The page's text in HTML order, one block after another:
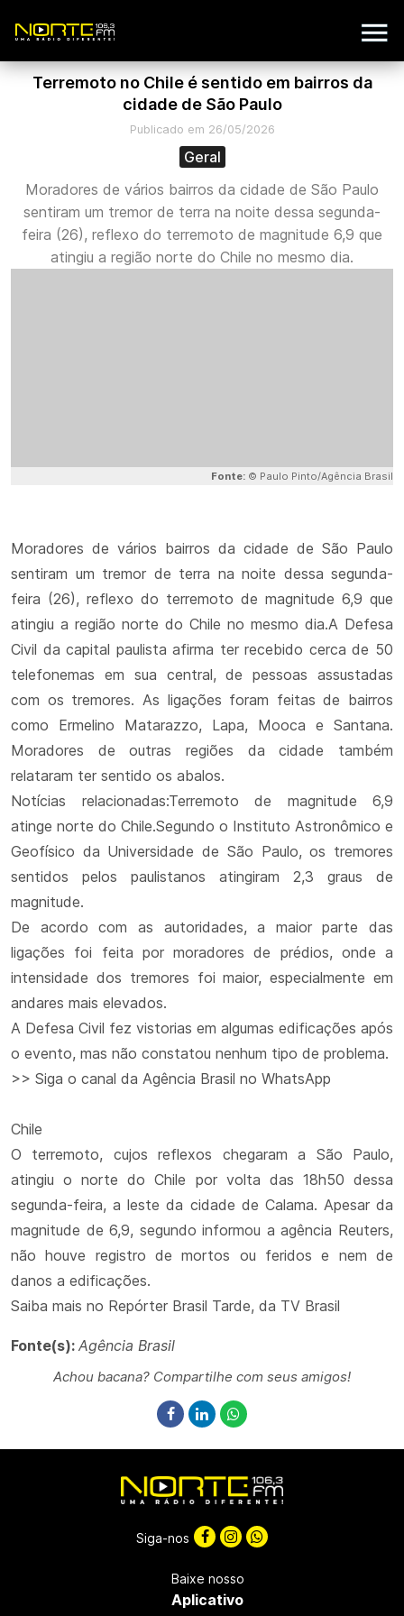
Terremoto no Chile é sentido em bairros da
cidade de São Paulo
Publicado em 26/05/2026
Geral
Moradores de vários bairros da cidade de São Paulo
sentiram um tremor de terra na noite dessa segunda-
feira (26), reflexo do terremoto de magnitude 6,9 que
atingiu a região norte do Chile no mesmo dia.
Fonte: © Paulo Pinto/Agência Brasil
Moradores de vários bairros da cidade de São Paulo
sentiram um tremor de terra na noite dessa segunda-
feira (26), reflexo do terremoto de magnitude 6,9 que
atingiu a região norte do Chile no mesmo dia.A Defesa
Civil da capital paulista afirma ter recebido cerca de 50
telefonemas em sua central, de pessoas assustadas
com os tremores. As ligações foram feitas de bairros
como Ermelino Matarazzo, Lapa, Mooca e Santana.
Moradores de outras regiões da cidade também
relataram ter sentido os abalos.
Notícias relacionadas:Terremoto de magnitude 6,9
atinge norte do Chile.Segundo o Instituto Astronômico e
Geofísico da Universidade de São Paulo, os tremores
sentidos pelos paulistanos atingiram 2,3 graus de
magnitude.
De acordo com as autoridades, a maior parte das
ligações foi feita por moradores de prédios, onde a
intensidade dos tremores foi maior, especialmente em
andares mais elevados.
A Defesa Civil fez vistorias em algumas edificações após
o evento, mas não constatou nenhum tipo de problema.
>> Siga o canal da Agência Brasil no WhatsApp
Chile
O terremoto, cujos reflexos chegaram a São Paulo,
atingiu o norte do Chile por volta das 18h50 dessa
segunda-feira, a leste da cidade de Calama. Apesar da
magnitude de 6,9, segundo informou a agência Reuters,
não houve registro de mortos ou feridos e nem de
danos a edificações.
Saiba mais no Repórter Brasil Tarde, da TV Brasil
Fonte(s): Agência Brasil
Achou bacana? Compartilhe com seus amigos!
Siga-nos
Baixe nosso
Aplicativo